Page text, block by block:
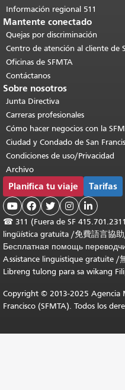
Información regional 511
Mantente conectado
Quejas por discriminación
Centro de atención al cliente de
Oficinas de SFMTA
Contáctanos
Sobre nosotros
Junta Directiva
Carreras profesionales
Cómo hacer negocios con la
Ciudad y Condado de San
Condiciones de uso/Privacidad
Archivo
Planifica tu viaje Tarifas
    
☎ 311 (Fuera de SF
lingüística gratuita /免費語言協助
Бесплатная помощь
Assistance linguistique gratuite /
Libreng tulong para sa wikang
Copyright © 2013-2025 Agencia
Francisco (SFMTA). Todos los